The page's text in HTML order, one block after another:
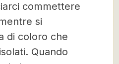
commettere
si
di coloro che
Quando